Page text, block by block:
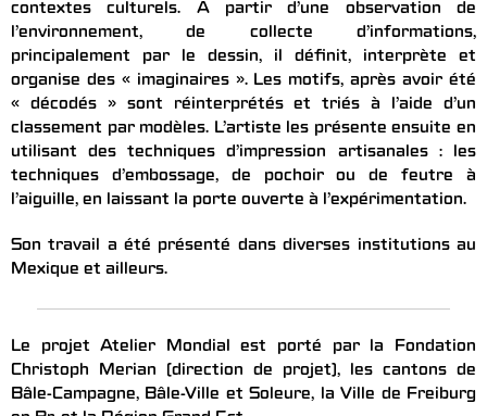
contextes culturels. A partir d’une observation de
l’environnement, de collecte d’informations,
principalement par le dessin, il définit, interprète et
organise des « imaginaires ». Les motifs, après avoir été
« décodés » sont réinterprétés et triés à l’aide d’un
classement par modèles. L’artiste les présente ensuite en
utilisant des techniques d’impression artisanales : les
techniques d’embossage, de pochoir ou de feutre à
l’aiguille, en laissant la porte ouverte à l’expérimentation.
Son travail a été présenté dans diverses institutions au
Mexique et ailleurs.
Le projet Atelier Mondial est porté par la Fondation
Christoph Merian (direction de projet), les cantons de
Bâle-Campagne, Bâle-Ville et Soleure, la Ville de Freiburg